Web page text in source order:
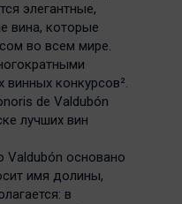
элегантные,
вина, которые
во всем мире.
конкурсов².
de Valdubón
лучших вин
Valdubón основано
имя долины,
в